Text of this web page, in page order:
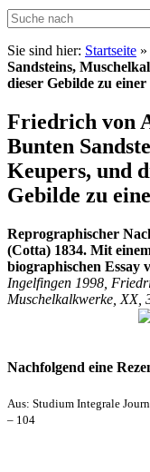
Sie sind hier: Startseite »
Sandsteins,
dieser Gebilde zu
Friedrich von
Bunten
Keupers, und
Gebilde zu
Reprographischer
(Cotta) 1834. Mit
biographischen Essay
Ingelfingen 1998,
Muschelkalkwerke, XX,
Nachfolgend eine
Aus: Studium Integrale
– 104